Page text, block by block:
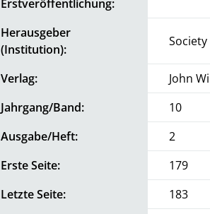
Erstveröffentlichung:
Herausgeber
(Institution):
Verlag:
John
Jahrgang/Band:
10
Ausgabe/Heft:
2
Erste Seite:
179
Letzte Seite:
183